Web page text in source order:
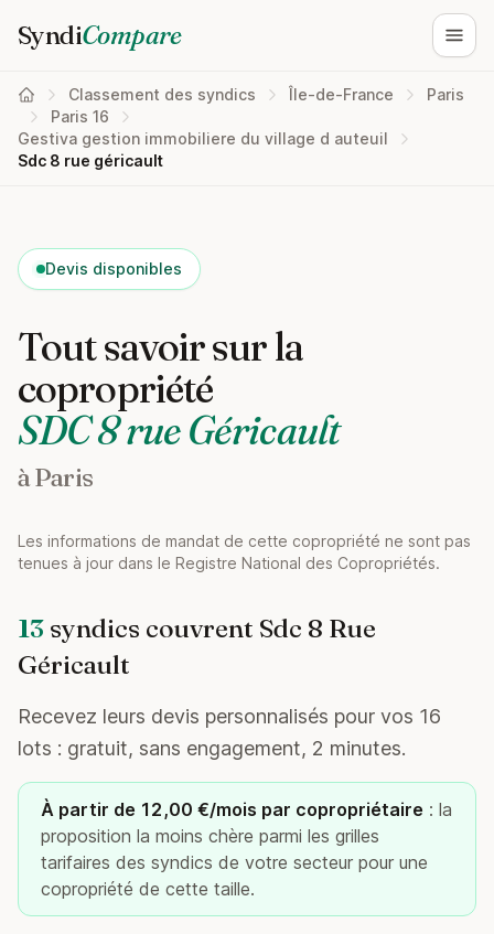
SyndiCompare
Classement des syndics Île-de-France
Paris
Paris 16
Gestiva gestion immobiliere du village d auteuil
Sdc 8 rue géricault
Devis disponibles
Tout savoir sur la
copropriété
SDC 8 rue Géricault
à Paris
Les informations de mandat de cette copropriété ne sont pas
tenues à jour dans le Registre National des Copropriétés.
13 syndics couvrent Sdc 8 Rue
Géricault
Recevez leurs devis personnalisés pour vos 16
lots : gratuit, sans engagement, 2 minutes.
À partir de 12,00 €/mois par copropriétaire : la
proposition la moins chère parmi les grilles
tarifaires des syndics de votre secteur pour une
copropriété de cette taille.